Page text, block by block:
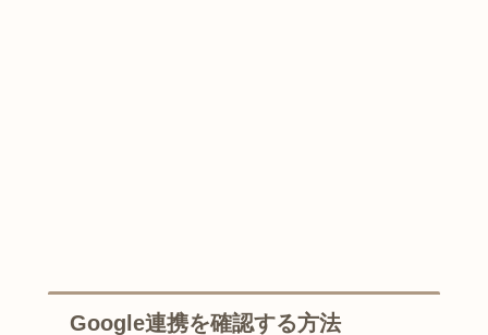
Google連携を確認する方法